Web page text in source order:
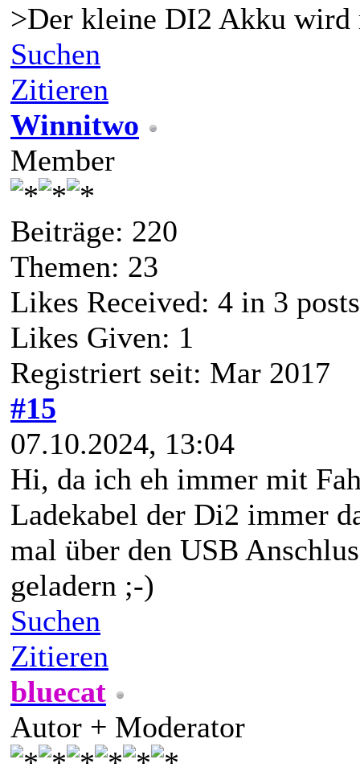
>Der kleine DI2 Akku wird
Suchen
Zitieren
Winnitwo
Member
Beiträge: 220
Themen: 23
Likes Received: 4 in 3 posts
Likes Given: 1
Registriert seit: Mar 2017
#15
07.10.2024, 13:04
Hi, da ich eh immer mit
Ladekabel der Di2 immer
mal über den USB
geladern ;-)
Suchen
Zitieren
bluecat
Autor + Moderator